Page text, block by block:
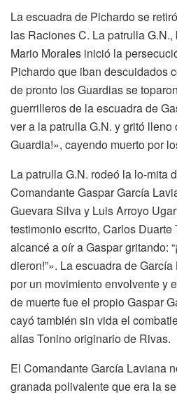
La escuadra de Pichardo se
las Raciones C. La patrulla
Mario Morales inició la
Pichardo que iban descuidados
de pronto los Guardias se
guerrilleros de la escuadra de
ver a la patrulla G.N. y gritó lleno
Guardia!», cayendo muerto por
La patrulla G.N. rodeó la lo-mita
Comandante Gaspar García
Guevara Silva y Luis Arroyo
testimonio escrito, Carlos Duarte
alcancé a oír a Gaspar gritando:
dieron!”». La escuadra de
por un movimiento envolvente y
de muerte fue el propio Gaspar
cayó también sin vida el
alias Tonino originario de Rivas.
El Comandante García Laviana
granada polivalente que era la